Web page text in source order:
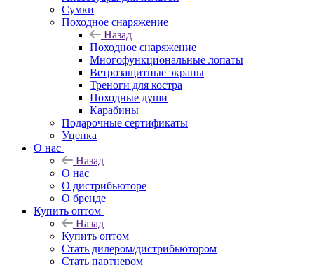
Сумки
Походное снаряжение
Назад
Походное снаряжение
Многофункциональные лопаты
Ветрозащитные экраны
Треноги для костра
Походные души
Карабины
Подарочные сертификаты
Уценка
О нас
Назад
О нас
О дистрибьюторе
О бренде
Купить оптом
Назад
Купить оптом
Стать дилером/дистрибьютором
Стать партнером